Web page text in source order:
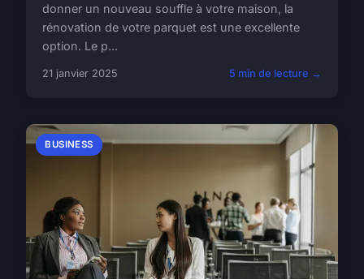
donner un nouveau souffle à votre maison, la
rénovation de votre parquet est une excellente
option. Le p...
21 janvier 2025 5 min de lecture →
BUSINESS